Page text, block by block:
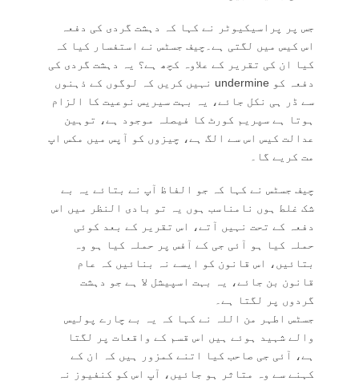
جس پر پراسیکیوٹر نے کہا کہ دہشت گردی کی دفعہ
اس کیس میں لگتی ہے۔چیف جسٹس نے استفسار کیا کہ
کیا ان کی تقریر کے علاوہ کچھ ہے؟ یہ دہشت گردی کی
دفعہ کو undermine نہیں کریں کہ لوگوں کے ذہنوں
سے ڈر ہی نکل جائے، یہ بہت سیریس نوعیت کا الزام
ہوتا ہے سپریم کورٹ کا فیصلہ موجود ہے، توہین
عدالت کیس اس سے الگ ہے، چیزوں کو آپس میں مکس اپ
مت کریے گا۔
چیف جسٹس نے کہا کہ جو الفاظ آپ نے بتائے یہ بے
شک غلط ہوں نامناسب ہوں یہ تو بادی النظر میں اس
دفعہ کے تحت نہیں آتے، اس تقریر کے بعد کوئی
حملہ کیا ہو آئی جی کے آفس پر حملہ کیا ہو وہ
بتائیں، اس قانون کو ایسے نہ بنائیں کہ عام
قانون بن جائے، یہ بہت اسپیشل لا ہے جو دہشت
گردوں پر لگتا ہے۔
جسٹس اطہر من اللہ نے کہا کہ یہ بے چارے پولیس
والے شہید ہوئے ہیں اس قسم کے واقعات پر لگتا
ہے، آئی جی صاحب کیا اتنے کمزور ہیں کہ ان کے
کہنے سے وہ متاثر ہو جائیں، آپ اس کو کنفیوز نہ